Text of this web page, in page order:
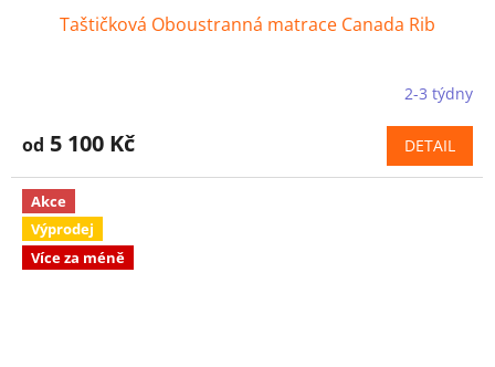
Taštičková Oboustranná matrace Canada Rib
2-3 týdny
od 5 100 Kč DETAIL
Akce
Výprodej
Více za méně